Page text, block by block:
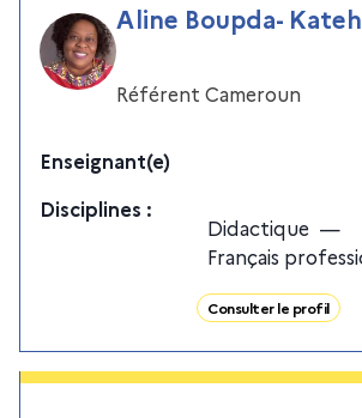
Aline Boupda-
Référent Cameroun
Enseignant(e)
Disciplines :
Didactique —
Français
Consulter le profil